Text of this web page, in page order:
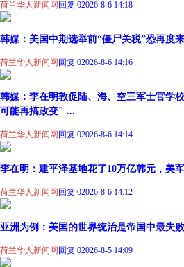
荷兰华人新闻网 回复 02026-8-6 14:18
韩媒：美国中期选举前“僵尸关税”恐再度
荷兰华人新闻网 回复 02026-8-6 14:16
韩媒：李在明敦促陆、海、空三军士官学
可能再搞政变" ...
荷兰华人新闻网 回复 02026-8-6 14:14
李在明：建平泽基地花了10万亿韩元，美
荷兰华人新闻网 回复 02026-8-6 14:12
亚洲为例：美国的世界统治是帝国中最失
荷兰华人新闻网回复 02026-8-5 14:09